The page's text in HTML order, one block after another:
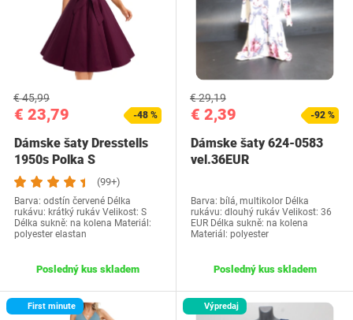
€ 23,79
€ 45,99
-48 %
Dámske šaty Dresstells
1950s Polka S
(99+)
Barva: odstín červené Délka
rukávu: krátký rukáv Velikost: S
Délka sukně: na kolena Materiál:
polyester elastan
Posledný kus skladem
€ 2,39
€ 29,19
-92 %
Dámske šaty 624-0583
vel.36EUR
Barva: bílá, multikolor Délka
rukávu: dlouhý rukáv Velikost: 36
EUR Délka sukně: na kolena
Materiál: polyester
Posledný kus skladem
First minute Výpredaj